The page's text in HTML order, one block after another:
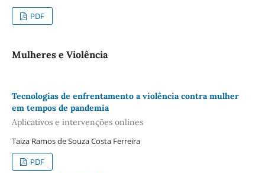
PDF
Mulheres e Violência
Tecnologias de enfrentamento a violência contra mulher
em tempos de pandemia
Aplicativos e intervenções onlines
Taiza Ramos de Souza Costa Ferreira
PDF